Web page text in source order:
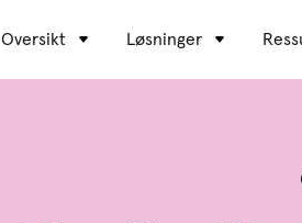
Oversikt Løsninger